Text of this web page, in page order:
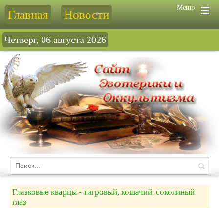
Меню
Главная Новости
Четверг, 06 августа 2026
Глазковые кварцы - тигровый, кошачий, соколиный
глаз